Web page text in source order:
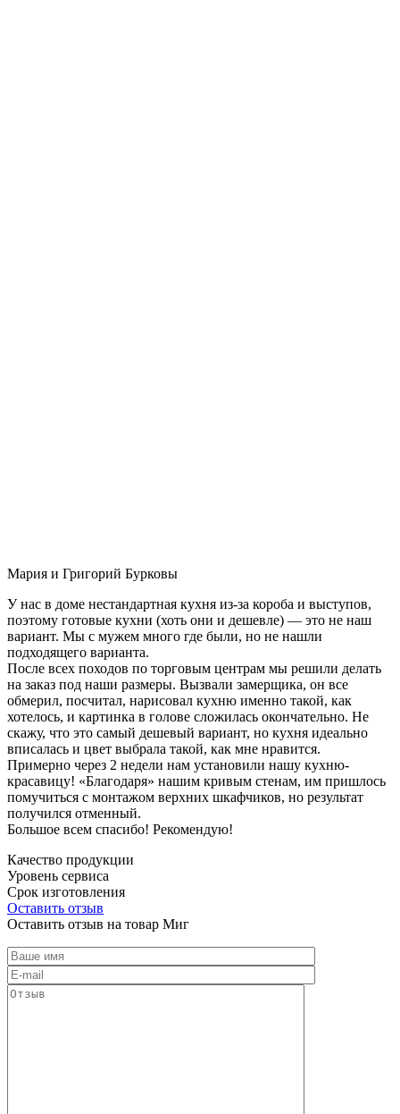
Мария и Григорий Бурковы
У нас в доме нестандартная кухня из-за короба и выступов,
поэтому готовые кухни (хоть они и дешевле) — это не наш
вариант. Мы с мужем много где были, но не нашли
подходящего варианта.
После всех походов по торговым центрам мы решили делать
на заказ под наши размеры. Вызвали замерщика, он все
обмерил, посчитал, нарисовал кухню именно такой, как
хотелось, и картинка в голове сложилась окончательно. Не
скажу, что это самый дешевый вариант, но кухня идеально
вписалась и цвет выбрала такой, как мне нравится.
Примерно через 2 недели нам установили нашу кухню-
красавицу! «Благодаря» нашим кривым стенам, им пришлось
помучиться с монтажом верхних шкафчиков, но результат
получился отменный.
Большое всем спасибо! Рекомендую!
Качество продукции
Уровень сервиса
Срок изготовления
Оставить отзыв
Оставить отзыв на товар Миг